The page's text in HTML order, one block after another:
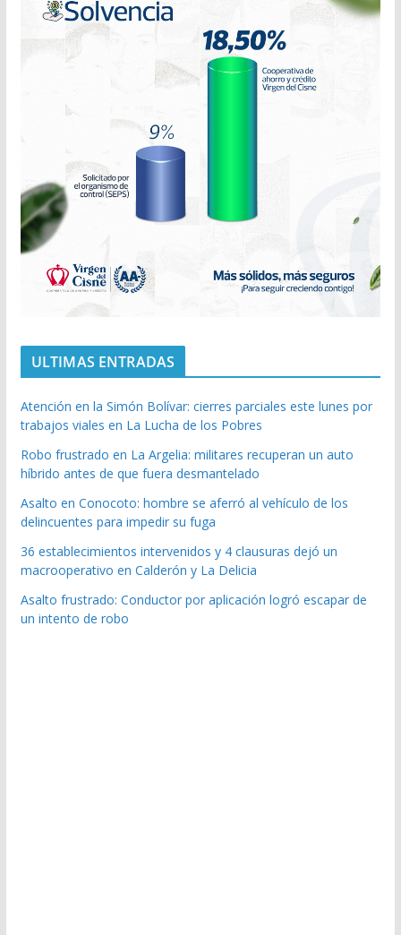
ULTIMAS ENTRADAS
Atención en la Simón Bolívar: cierres parciales este lunes por
trabajos viales en La Lucha de los Pobres
Robo frustrado en La Argelia: militares recuperan un auto
híbrido antes de que fuera desmantelado
Asalto en Conocoto: hombre se aferró al vehículo de los
delincuentes para impedir su fuga
36 establecimientos intervenidos y 4 clausuras dejó un
macrooperativo en Calderón y La Delicia
Asalto frustrado: Conductor por aplicación logró escapar de
un intento de robo